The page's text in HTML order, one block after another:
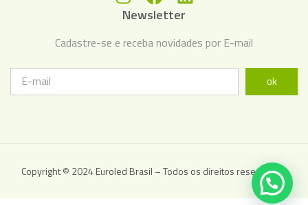
Newsletter
Cadastre-se e receba novidades por E-mail
ok
Copyright © 2024 Euroled Brasil – Todos os direitos reservados.